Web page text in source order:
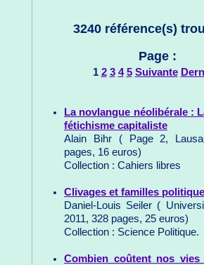
3240 référence(s)
Page :
1 2 3 4 5 Suivante
La novlangue néolibérale :
fétichisme capitaliste
Alain Bihr ( Page 2,
pages, 16 euros)
Collection : Cahiers libres
Clivages et familles
Daniel-Louis Seiler (
2011, 328 pages, 25 euros)
Collection : Science Politique.
Combien coûtent nos